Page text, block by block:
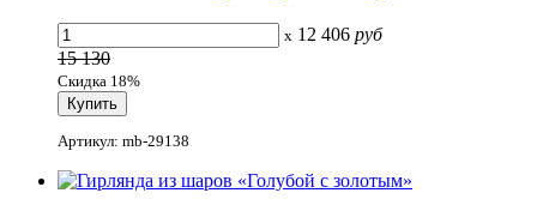
x 12 406 руб
15 130
Скидка 18%
Артикул: mb-29138